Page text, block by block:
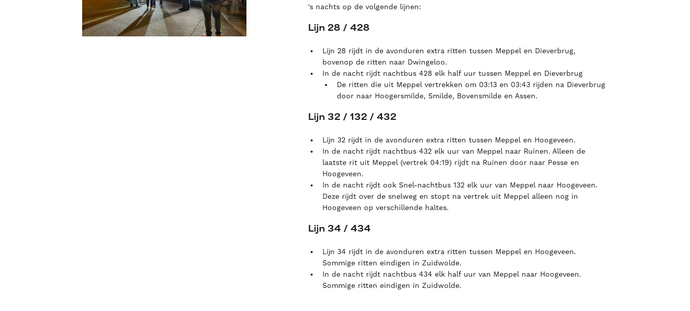
's nachts op de volgende lijnen:
Lijn 28 / 428
Lijn 28 rijdt in de avonduren extra ritten tussen Meppel en Dieverbrug,
bovenop de ritten naar Dwingeloo.
In de nacht rijdt nachtbus 428 elk half uur tussen Meppel en Dieverbrug
De ritten die uit Meppel vertrekken om 03:13 en 03:43 rijden na Dieverbrug
door naar Hoogersmilde, Smilde, Bovensmilde en Assen.
Lijn 32 / 132 / 432
Lijn 32 rijdt in de avonduren extra ritten tussen Meppel en Hoogeveen.
In de nacht rijdt nachtbus 432 elk uur van Meppel naar Ruinen. Alleen de
laatste rit uit Meppel (vertrek 04:19) rijdt na Ruinen door naar Pesse en
Hoogeveen.
In de nacht rijdt ook Snel-nachtbus 132 elk uur van Meppel naar Hoogeveen.
Deze rijdt over de snelweg en stopt na vertrek uit Meppel alleen nog in
Hoogeveen op verschillende haltes.
Lijn 34 / 434
Lijn 34 rijdt in de avonduren extra ritten tussen Meppel en Hoogeveen.
Sommige ritten eindigen in Zuidwolde.
In de nacht rijdt nachtbus 434 elk half uur van Meppel naar Hoogeveen.
Sommige ritten eindigen in Zuidwolde.